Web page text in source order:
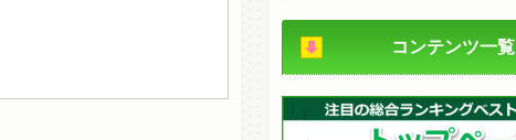
コンテンツ一覧